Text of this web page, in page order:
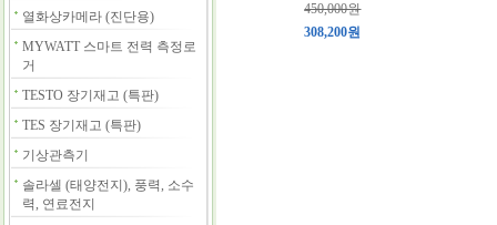
열화상카메라 (진단용)
MYWATT 스마트 전력 측정로
거
TESTO 장기재고 (특판)
TES 장기재고 (특판)
기상관측기
솔라셀 (태양전지), 풍력, 소수
력, 연료전지
450,000원
308,200원